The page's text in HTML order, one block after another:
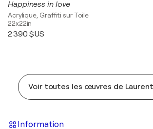
Happiness in love
Acrylique, Graffiti sur Toile
22x22in
2 390 $US
Voir toutes les œuvres de
Information